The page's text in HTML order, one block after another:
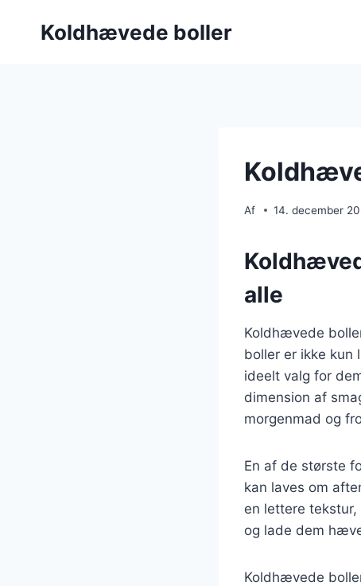
Koldhævede boller
Af 14. december
alle
Koldhævede
boller er ikke kun
ideelt valg for
dimension af
morgenmad og
En af de største
kan laves om
en lettere
og lade dem
Koldhævede